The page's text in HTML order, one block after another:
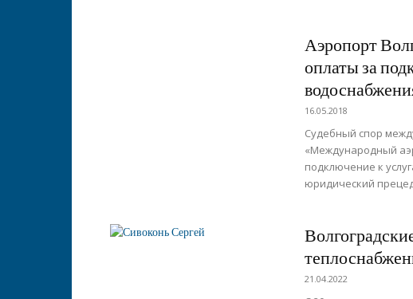
Аэропорт
оплаты за
16.05.2018
Судебный спор
«Международный
подключение к
юридический
21.04.2022